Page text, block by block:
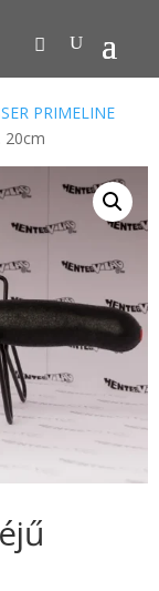
PRIMELINE
20cm